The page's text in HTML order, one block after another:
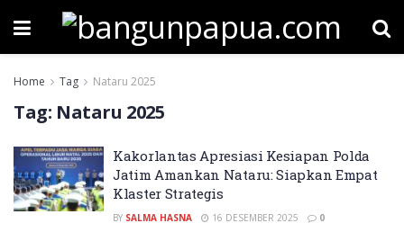
Home Tag Nataru 2025
Tag: Nataru 2025
Kakorlantas Apresiasi Kesiapan Polda
Jatim Amankan Nataru: Siapkan Empat
Klaster Strategis
BY SALMA HASNA 16 DESEMBER 2025 0